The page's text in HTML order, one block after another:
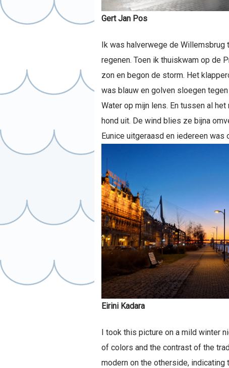
Gert Jan Pos
Ik was halverwege de Willemsbrug
regenen. Toen ik thuiskwam op de
zon en begon de storm. Het
was blauw en golven sloegen
Water op mijn lens. En tussen al
hond uit. De wind blies ze bijna
Eunice uitgeraasd en iedereen was
Eirini Kadara
I took this picture on a mild winter
of colors and the contrast of the
modern on the otherside, indicating